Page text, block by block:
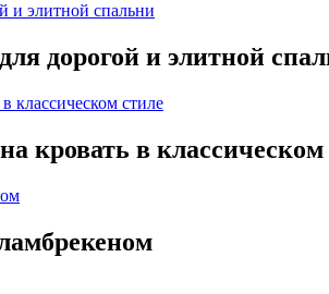
дорогой и элитной
кровать в классическом